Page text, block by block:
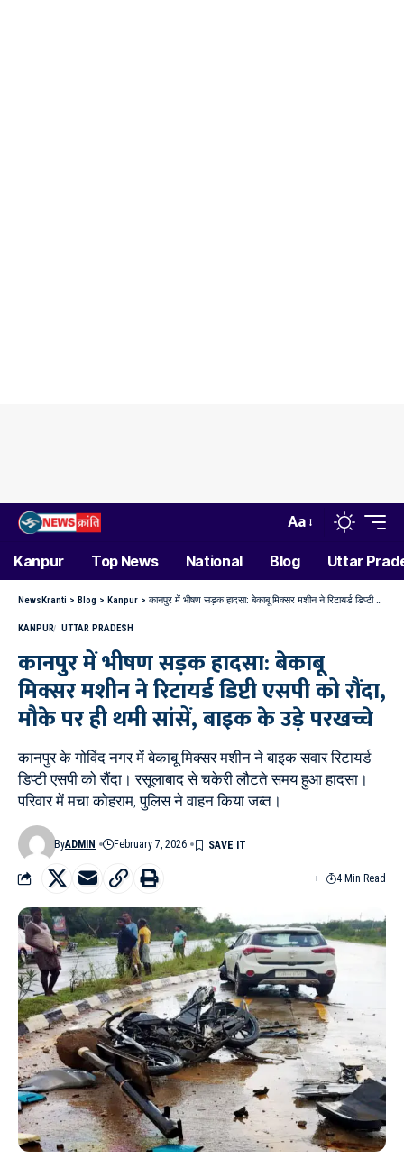
Aa
Kanpur Top News National Blog Uttar
NewsKranti > Blog > Kanpur > कानपुर में भीषण सड़क हादसा: बेकाबू मिक्सर मशीन ने रिटायर्ड डिप्टी एसपी को रौंदा, मौके पर ही थमी सांसें, बाइक के उड़े परखच्चे
KANPUR UTTAR PRADESH
कानपुर में भीषण सड़क हादसा: बेकाबू
मिक्सर मशीन ने रिटायर्ड डिप्टी एसपी को रौंदा,
मौके पर ही थमी सांसें, बाइक के उड़े परखच्चे
कानपुर के गोविंद नगर में बेकाबू मिक्सर मशीन ने बाइक सवार रिटायर्ड
डिप्टी एसपी को रौंदा। रसूलाबाद से चकेरी लौटते समय हुआ हादसा।
परिवार में मचा कोहराम, पुलिस ने वाहन किया जब्त।
ByADMIN February 7, 2026
4 Min Read